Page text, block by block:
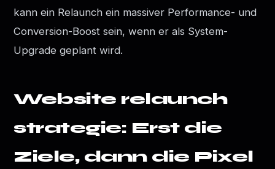
kann ein Relaunch ein massiver Performance- und
Conversion-Boost sein, wenn er als System-
Upgrade geplant wird.
Website relaunch
strategie: Erst die
Ziele, dann die Pixel